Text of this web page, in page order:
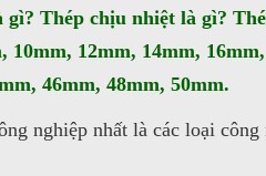
Thép chịu nhiệt là gì?
12mm, 14mm,
46mm, 48mm, 50mm.
nghiệp nhất là các loại